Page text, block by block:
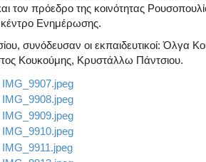
τον πρόεδρο της κοινότητας
Ενημέρωσης.
συνόδευσαν οι εκπαιδευτικοί: Όλγα
Κουκούμης, Κρυστάλλω Πάντσιου.